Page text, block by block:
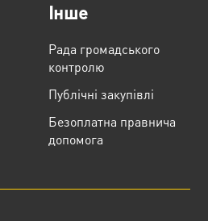
Інше
Рада громадського
контролю
Публічні закупівлі
Безоплатна правнича
допомога